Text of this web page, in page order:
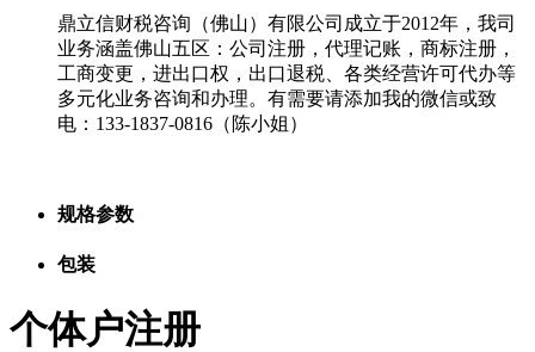
鼎立信财税咨询（佛山）有限公司成立于2012年， 我司
业务涵盖佛山五区：公司注册，代理记账，商标注册，
工商变更，进出口权，出口退税、各类经营许可代办等
多元化业务咨询和办理。有需要请添加我的微信或致
电： 133-1837-0816（陈小姐）
规格参数
包装
个体户注册